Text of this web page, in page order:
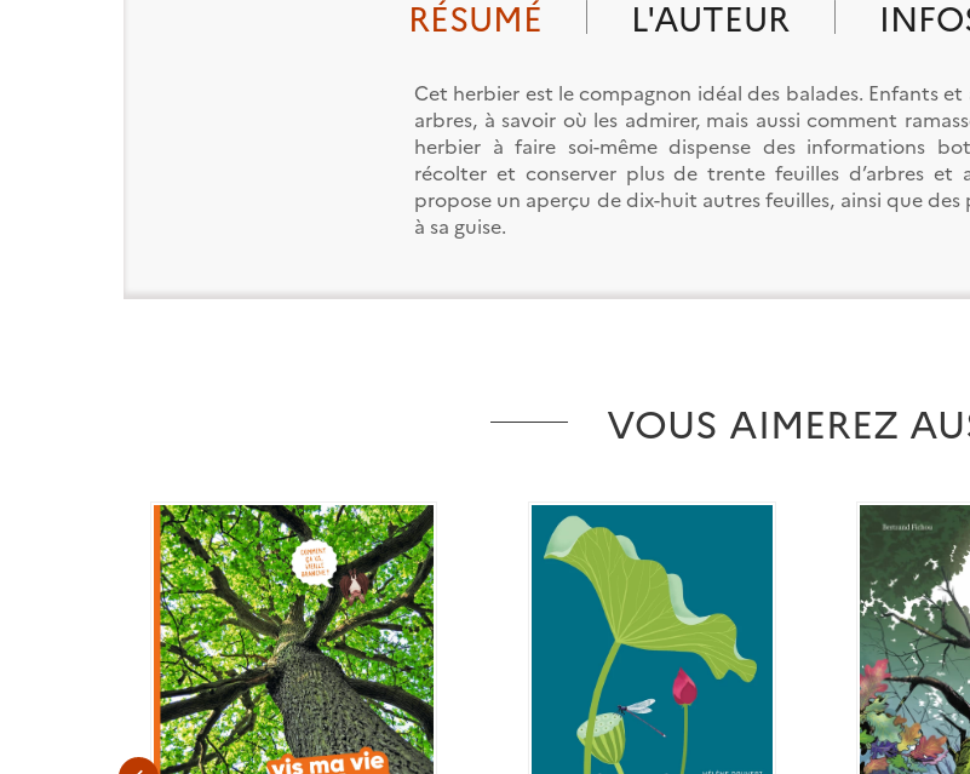
RÉSUMÉ L'AUTEUR
Cet herbier est le compagnon idéal des balades. Enfants
arbres, à savoir où les admirer, mais aussi comment
herbier à faire soi-même dispense des informations
récolter et conserver plus de trente feuilles d’arbres
propose un aperçu de dix-huit autres feuilles, ainsi que
à sa guise.
VOUS AIMEREZ